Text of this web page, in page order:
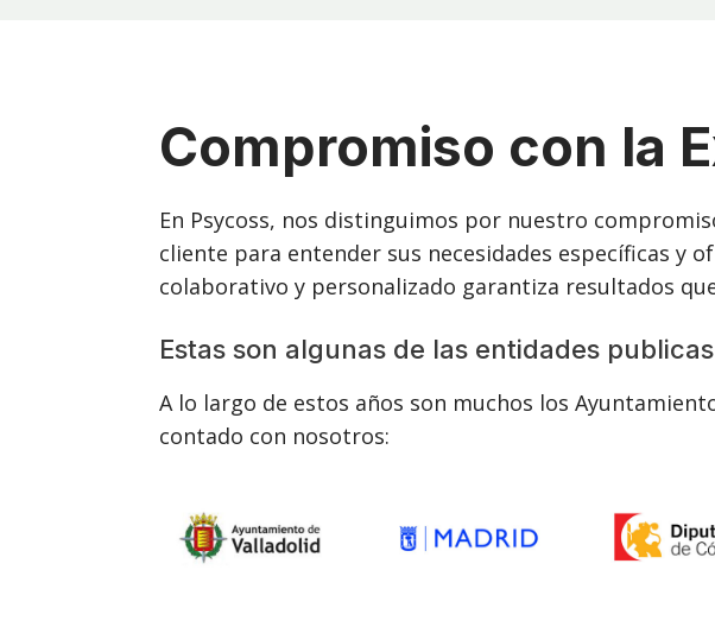
Compromiso con la
En Psycoss, nos distinguimos por nuestro
cliente para entender sus necesidades específicas y
colaborativo y personalizado garantiza resultados
Estas son algunas de las entidades
A lo largo de estos años son muchos los
contado con nosotros: